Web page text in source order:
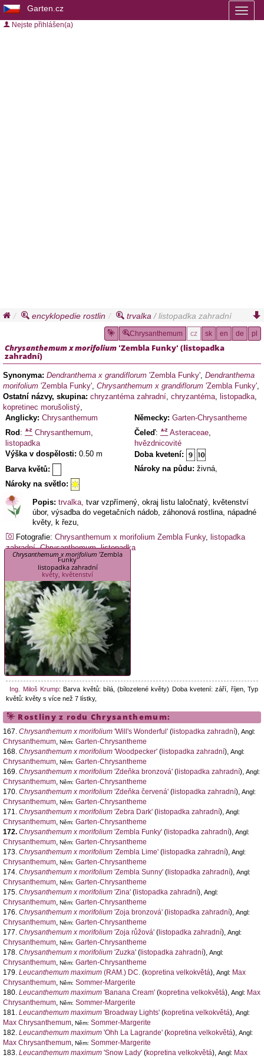
Garten.cz
Nejste přihlášen(a)
encyklopedie rostlin trvalka / listopadka zahradní
Chrysanthemum cz sk en de pl
Chrysanthemum x morifolium'Zembla Funky' (listopadka
zahradní)
Synonyma: Dendranthema x grandiflorum 'Zembla Funky', Dendranthema
morifolium 'Zembla Funky', Chrysanthemum x grandiflorum 'Zembla Funky',
Ostatní názvy, skupina: chryzantéma zahradní, chryzantéma, listopadka,
kopretinec morušolistý,
Anglicky: Chrysanthemum Německy: Garten-Chrysantheme
Rod : Chrysanthemum,
listopadka
Čeleď: Asteraceae,
hvězdnicovité
Výška v dospělosti: 0.50 m
Doba kvetení:
Barva květů:
Nároky na půdu: živná,
Nároky na světlo:
Popis: trvalka, tvar vzpřímený, okraj listu laločnatý, květenství
úbor, výsadba do vegetačních nádob, záhonová rostlina, nápadné
květy, k řezu,
Fotografie: Chrysanthemum x morifolium Zembla Funky, listopadka
zahradní,Chrysanthemum,listopadka
Chrysanthemum x morifolium 'Zembla
Funky'
listopadka zahradní
květy, květenství
Ing. Miloš Krump: Barva květů: bílá, (bílozelené květy) Doba kvetení: září, říjen, Typ
květů: květy s více než 7 lístky,
Rostliny z rodu Chrysanthemum:
167. Chrysanthemum x morifolium 'Will's Wonderful' ( listopadka zahradní), Angl:
Chrysanthemum, Něm: Garten-Chrysantheme
168. Chrysanthemum x morifolium 'Woodpecker' ( listopadka zahradní), Angl:
Chrysanthemum, Něm: Garten-Chrysantheme
169. Chrysanthemum x morifolium 'Zdeňka bronzová' ( listopadka zahradní), Angl:
Chrysanthemum, Něm: Garten-Chrysantheme
170. Chrysanthemum x morifolium 'Zdeňka červená' ( listopadka zahradní), Angl:
Chrysanthemum, Něm: Garten-Chrysantheme
171. Chrysanthemum x morifolium 'Zebra Dark' ( listopadka zahradní), Angl:
Chrysanthemum, Něm: Garten-Chrysantheme
172. Chrysanthemum x morifolium 'Zembla Funky' ( listopadka zahradní), Angl:
Chrysanthemum, Něm: Garten-Chrysantheme
173. Chrysanthemum x morifolium 'Zembla Lime' ( listopadka zahradní), Angl:
Chrysanthemum, Něm: Garten-Chrysantheme
174. Chrysanthemum x morifolium 'Zembla Sunny' ( listopadka zahradní), Angl:
Chrysanthemum, Něm: Garten-Chrysantheme
175. Chrysanthemum x morifolium 'Zina' ( listopadka zahradní), Angl:
Chrysanthemum, Něm: Garten-Chrysantheme
176. Chrysanthemum x morifolium 'Zoja bronzová' ( listopadka zahradní), Angl:
Chrysanthemum, Něm: Garten-Chrysantheme
177. Chrysanthemum x morifolium 'Zoja růžová' ( listopadka zahradní), Angl:
Chrysanthemum, Něm: Garten-Chrysantheme
178. Chrysanthemum x morifolium 'Zuzka' ( listopadka zahradní), Angl:
Chrysanthemum, Něm: Garten-Chrysantheme
179. Leucanthemum maximum (RAM.) DC. (kopretina velkokvětá), Angl: Max
Chrysanthemum, Něm: Sommer-Margerite
180. Leucanthemum maximum 'Banana Cream' (kopretina velkokvětá), Angl: Max
Chrysanthemum, Něm: Sommer-Margerite
181. Leucanthemum maximum 'Broadway Lights' (kopretina velkokvětá), Angl:
Max Chrysanthemum, Něm: Sommer-Margerite
182. Leucanthemum maximum 'Ohh La Lagrande' (kopretina velkokvětá), Angl:
Max Chrysanthemum, Něm: Sommer-Margerite
183. Leucanthemum maximum 'Snow Lady' (kopretina velkokvětá), Angl: Max